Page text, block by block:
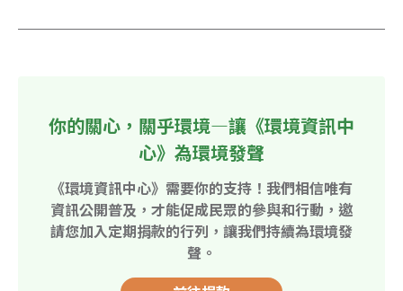
你的關心，關乎環境—讓《環境資訊中
心》為環境發聲
《環境資訊中心》需要你的支持！我們相信唯有
資訊公開普及，才能促成民眾的參與和行動，邀
請您加入定期捐款的行列，讓我們持續為環境發
聲。